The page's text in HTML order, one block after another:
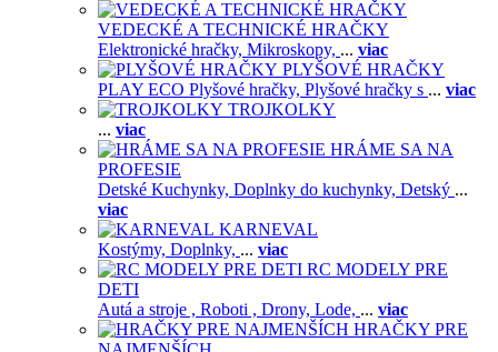
VEDECKÉ A TECHNICKÉ HRAČKY
Elektronické hračky, Mikroskopy, ... viac
PLYŠOVÉ HRAČKY
PLAY ECO Plyšové hračky, Plyšové hračky s ... viac
TROJKOLKY
... viac
HRÁME SA NA
PROFESIE
Detské Kuchynky, Doplnky do kuchynky, Detský ...
viac
KARNEVAL
Kostýmy, Doplnky, ... viac
RC MODELY PRE
DETI
Autá a stroje , Roboti , Drony, Lode, ... viac
HRAČKY PRE